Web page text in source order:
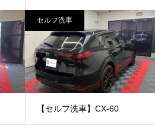
セルフ洗車
【セルフ洗車】CX-60